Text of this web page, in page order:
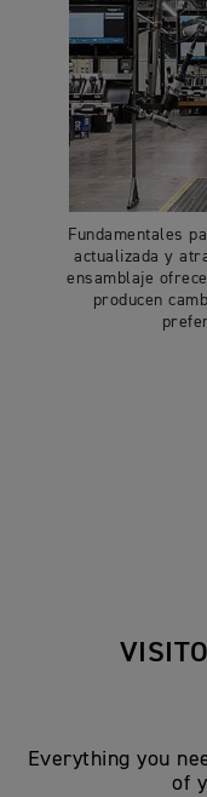
Fundamentales
actualizada y
ensamblaje
producen
Everything you
of